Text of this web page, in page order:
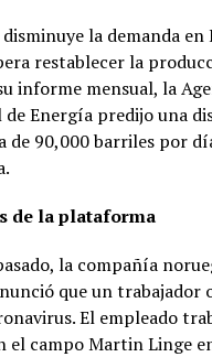
la demanda en
restablecer la
informe mensual, la
Energía predijo una
de 90,000 barriles por
de la plataforma
la compañía
que un trabajador
El empleado
el campo Martin Linge